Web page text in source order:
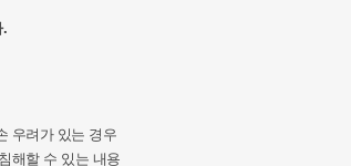
.
우려가 있는 경우
해할 수 있는 내용